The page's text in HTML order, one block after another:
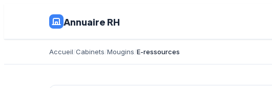
Annuaire RH
Accueil Cabinets Mougins E-ressources